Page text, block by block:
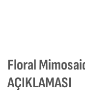
Floral
AÇIKLAMASI